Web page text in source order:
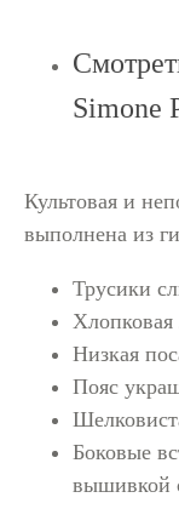
Simone
Культовая и
выполнена из
Трусики
Хлопковая
Низкая
Пояс
Боковые
вышивкой